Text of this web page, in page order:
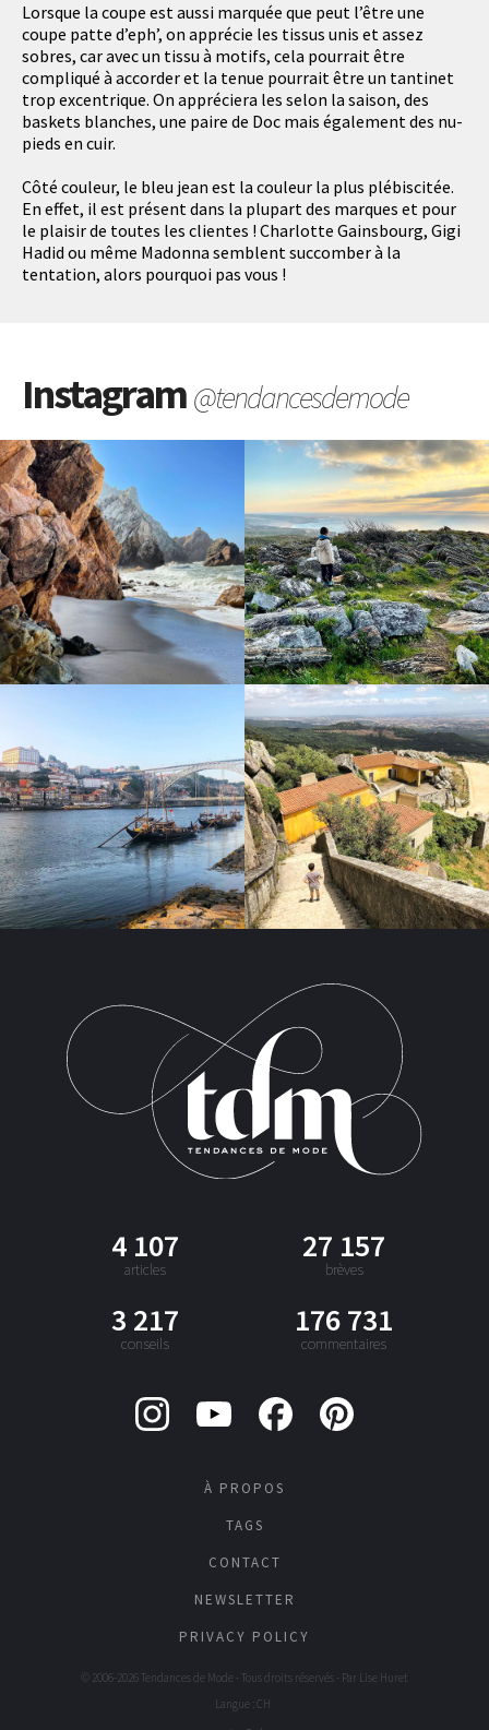
Lorsque la coupe est aussi marquée que peut l’être une
coupe patte d’eph’, on apprécie les tissus unis et assez
sobres, car avec un tissu à motifs, cela pourrait être
compliqué à accorder et la tenue pourrait être un tantinet
trop excentrique. On appréciera les selon la saison, des
baskets blanches, une paire de Doc mais également des nu-
pieds en cuir.
Côté couleur, le bleu jean est la couleur la plus plébiscitée.
En effet, il est présent dans la plupart des marques et pour
le plaisir de toutes les clientes ! Charlotte Gainsbourg, Gigi
Hadid ou même Madonna semblent succomber à la
tentation, alors pourquoi pas vous !
Instagram@tendancesdemode
4 107
articles
27 157
brèves
3 217
conseils
176 731
commentaires
À PROPOS
TAGS
CONTACT
NEWSLETTER
PRIVACY POLICY
© 2006-2026 Tendances de Mode - Tous droits réservés - Par Lise Huret
Langue : CH